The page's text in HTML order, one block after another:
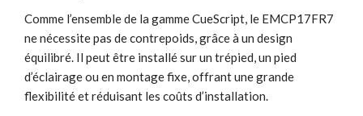
Comme l’ensemble de la gamme CueScript, le EMCP17FR7
ne nécessite pas de contrepoids, grâce à un design
équilibré. Il peut être installé sur un trépied, un pied
d’éclairage ou en montage fixe, offrant une grande
flexibilité et réduisant les coûts d’installation.